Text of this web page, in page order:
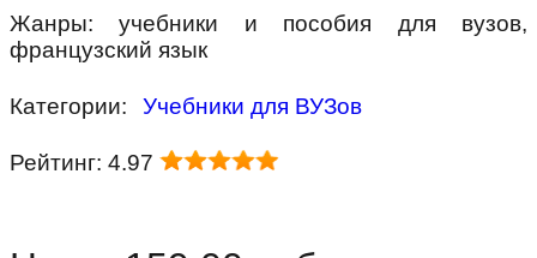
Жанры: учебники и пособия для вузов,
французский язык
Категории: Учебники для ВУЗов
Рейтинг: 4.97